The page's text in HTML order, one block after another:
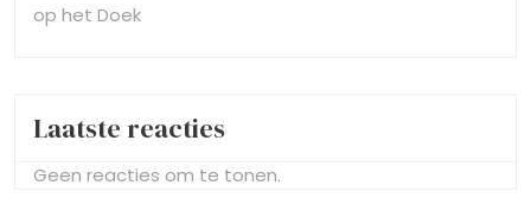
op het Doek
Laatste reacties
Geen reacties om te tonen.